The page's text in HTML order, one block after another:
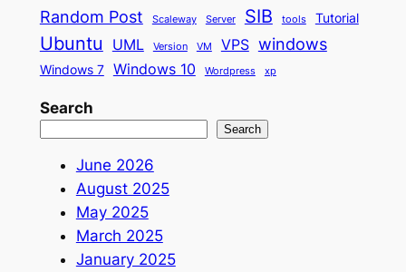
Random Post Scaleway Server SIB tools Tutorial
Ubuntu UML Version VM VPS windows
Windows 7 Windows 10 Wordpress xp
Search
Search
June 2026
August 2025
May 2025
March 2025
January 2025